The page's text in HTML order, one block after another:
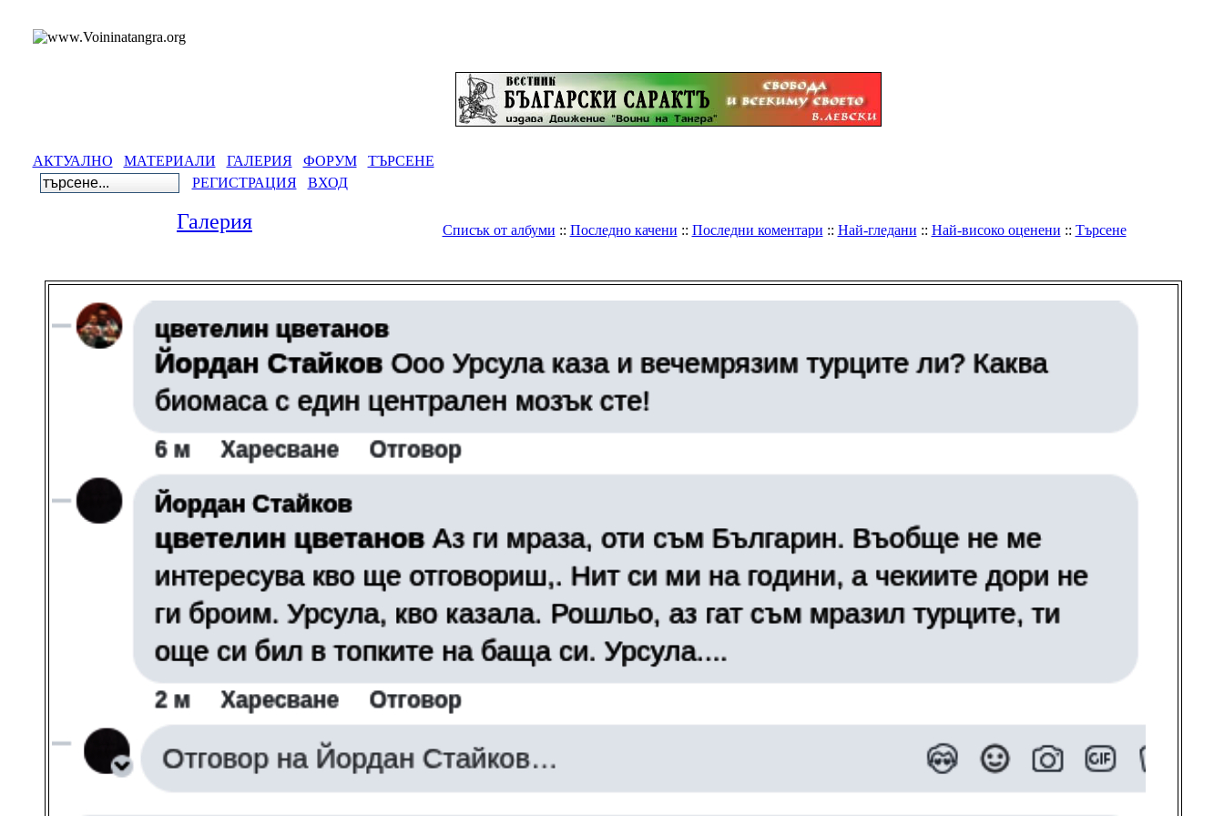
АКТУАЛНО МАТЕРИАЛИ ГАЛЕРИЯ ФОРУМ
ТЪРСЕНЕ
РЕГИСТРАЦИЯ
ВХОД
Галерия Списък от албуми :: Последно качени :: Последни коментари :: Най-гледани :: Най-високо оценени :: Търсене